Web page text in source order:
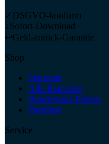
✓ DSGVO-konform
↓Sofort-Download
↩Geld-zurück-Garantie
Shop
Startseite
Alle Branchen
Bundesland-Pakete
Preisliste
Service